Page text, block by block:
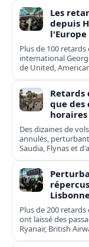
Les
depuis
l'Europe
Plus de 100
international
de United,
Retards
que
horaires
Des dizaines de
annulés,
Saudia, Flynas et
Plus de 200
ont laissé des
Ryanair, British